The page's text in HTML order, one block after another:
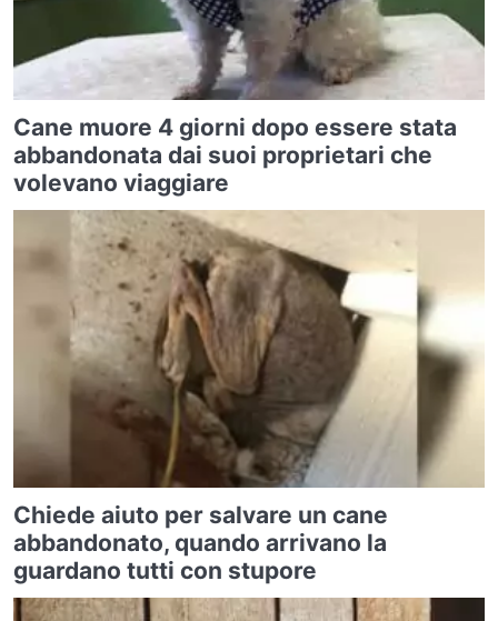
Cane muore 4 giorni dopo essere stata
abbandonata dai suoi proprietari che
volevano viaggiare
Chiede aiuto per salvare un cane
abbandonato, quando arrivano la
guardano tutti con stupore